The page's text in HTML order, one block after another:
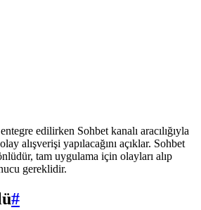
edilirken Sohbet kanalı aracılığıyla
alışverişi yapılacağını açıklar. Sohbet
tam uygulama için olayları alıp
gereklidir.
#